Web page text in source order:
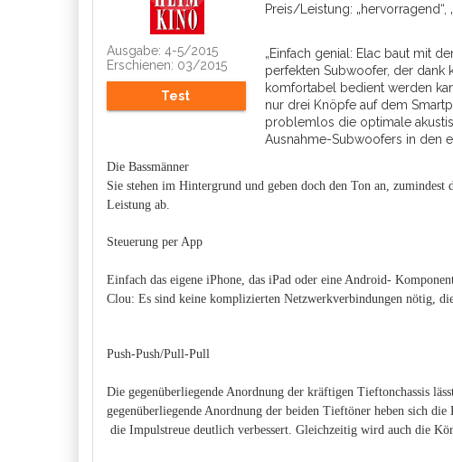
Ausgabe: 4-5/2015
Erschienen: 03/2015
Test
Preis/Leistung: „hervorragend“,
„Einfach genial: Elac baut mit
perfekten Subwoofer, der dank
komfortabel bedient werden
nur drei Knöpfe auf dem
problemlos die optimale
Ausnahme-Subwoofers in den
Die Bassmänner
Sie stehen im Hintergrund und geben doch den Ton an,
Leistung ab.
Steuerung per App
Einfach das eigene iPhone, das iPad oder eine Android-
Clou: Es sind keine komplizierten Netzwerkverbindungen nötig,
Push-Push/Pull-Pull
Die gegenüberliegende Anordnung der kräftigen Tieftonchassis
gegenüberliegende Anordnung der beiden Tieftöner heben sich
die Impulstreue deutlich verbessert. Gleichzeitig wird auch die